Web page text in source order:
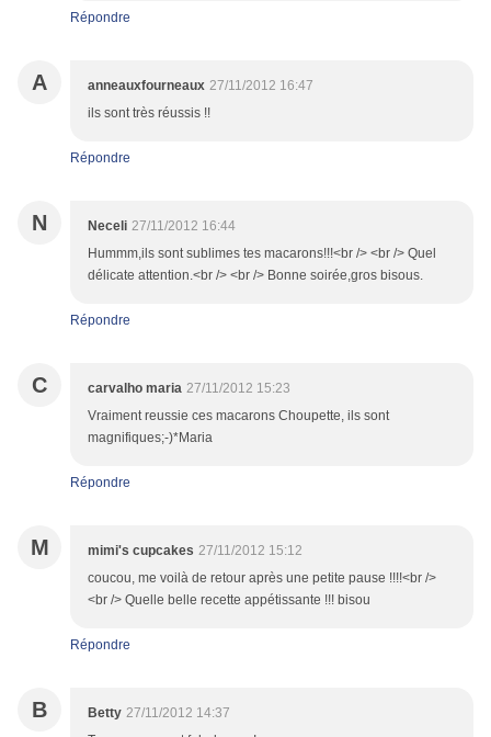
Répondre
A anneauxfourneaux 27/11/2012 16:47
ils sont très réussis !!
Répondre
N Neceli 27/11/2012 16:44
Hummm,ils sont sublimes tes macarons!!!<br /> <br /> Quel
délicate attention.<br /> <br /> Bonne soirée,gros bisous.
Répondre
C carvalho maria 27/11/2012 15:23
Vraiment reussie ces macarons Choupette, ils sont
magnifiques;-)*Maria
Répondre
M mimi's cupcakes 27/11/2012 15:12
coucou, me voilà de retour après une petite pause !!!!<br />
<br /> Quelle belle recette appétissante !!! bisou
Répondre
B Betty 27/11/2012 14:37